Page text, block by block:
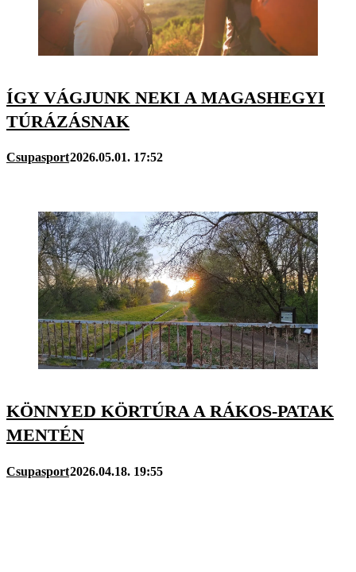
ÍGY VÁGJUNK NEKI A MAGASHEGYI
TÚRÁZÁSNAK
Csupasport2026.05.01. 17:52
KÖNNYED KÖRTÚRA A RÁKOS-PATAK
MENTÉN
Csupasport2026.04.18. 19:55